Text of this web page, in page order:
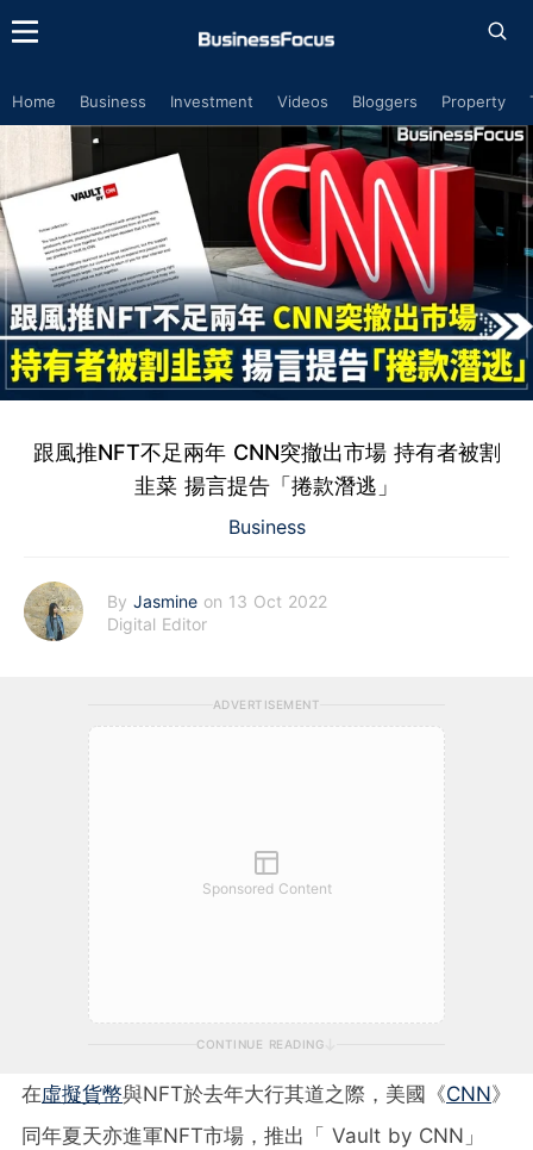
Home Business Investment Videos Bloggers Property
跟風推NFT不足兩年 CNN突撤出市場 持有者被割
韭菜 揚言提告「捲款潛逃」
Business
By Jasmine on 13 Oct 2022
Digital Editor
ADVERTISEMENT
Sponsored Content
CONTINUE READING
在虛擬貨幣與NFT於去年大行其道之際，美國《CNN》
同年夏天亦進軍NFT市場，推出「 Vault by CNN」